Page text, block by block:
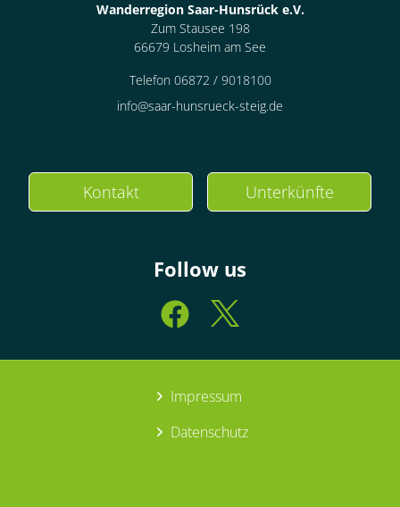
Wanderregion Saar-Hunsrück e.V.
Zum Stausee 198
66679 Losheim am See
Telefon 06872 / 9018100
info@saar-hunsrueck-steig.de
Kontakt Unterkünfte
Follow us
Impressum
Datenschutz